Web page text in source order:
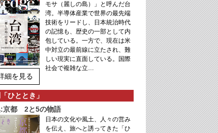
細を見る
モサ（麗しの島）」と呼んだ台
湾。半導体産業で世界の最先端
技術をリードし、日本統治時代
の記憶も、歴史の一部として内
包している。一方で、現在は米
中対立の最前線に立たされ、難
しい現実に直面している。国際
社会で複雑な立…
ひととき」
:京都 2と5の物語
日本の文化や風土、人々の営み
を伝え、旅へと誘ってきた「ひ